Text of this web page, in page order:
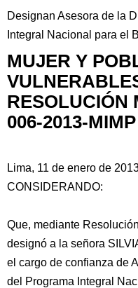
Designan Asesora de la
Integral Nacional para el
MUJER Y
RESOLUCIÓN
006-2013-MIMP
Lima, 11 de enero de
CONSIDERANDO:
Que, mediante
designó a la señora
el cargo de confianza de
del Programa Integral